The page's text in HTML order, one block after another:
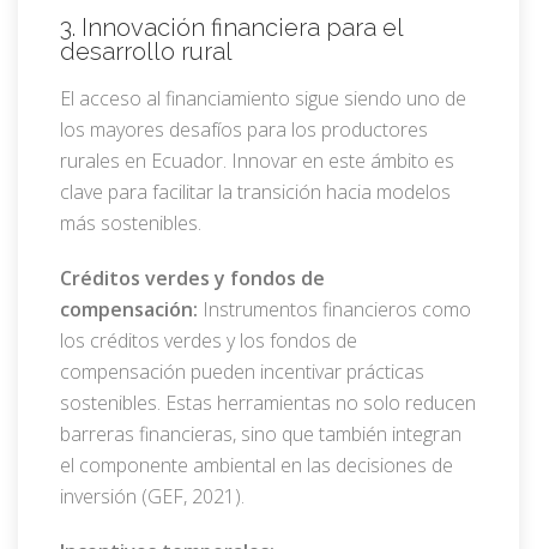
3. Innovación financiera para el
desarrollo rural
El acceso al financiamiento sigue siendo uno de
los mayores desafíos para los productores
rurales en Ecuador. Innovar en este ámbito es
clave para facilitar la transición hacia modelos
más sostenibles.
Créditos verdes y fondos de
compensación: Instrumentos financieros como
los créditos verdes y los fondos de
compensación pueden incentivar prácticas
sostenibles. Estas herramientas no solo reducen
barreras financieras, sino que también integran
el componente ambiental en las decisiones de
inversión (GEF, 2021).